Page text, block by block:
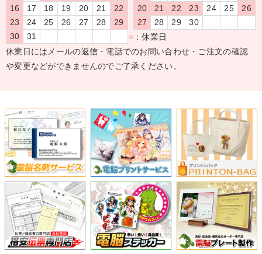
16
17 18 19 20 21
22
23
24 25 26 27 28
29
30
31
20
21 22 23 24 25
26
27
28 29
30
■ ：休業日
休業日にはメールの返信・電話でのお問い合わせ・ご注文の確認
や変更などができませんのでご了承ください。